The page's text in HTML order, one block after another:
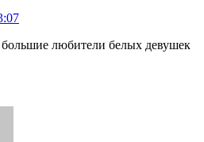
любители белых девушек